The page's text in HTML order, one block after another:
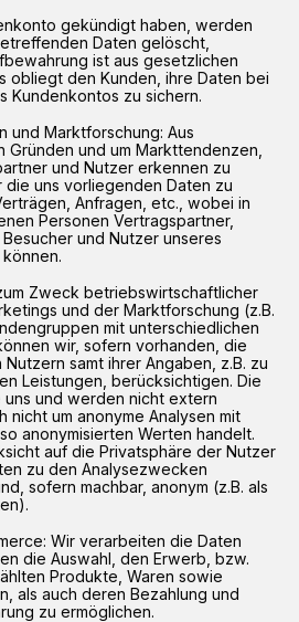
gekündigt haben, werden
Daten gelöscht,
ist aus gesetzlichen
obliegt den Kunden, ihre Daten bei
Kundenkontos zu sichern.
und Marktforschung: Aus
und um Markttendenzen,
und Nutzer erkennen zu
die uns vorliegenden Daten zu
Anfragen, etc., wobei in
Personen Vertragspartner,
und Nutzer unseres
Zweck betriebswirtschaftlicher
und der Marktforschung (z.B.
mit unterschiedlichen
wir, sofern vorhanden, die
samt ihrer Angaben, z.B. zu
Leistungen, berücksichtigen. Die
uns und werden nicht extern
nicht um anonyme Analysen mit
anonymisierten Werten handelt.
auf die Privatsphäre der Nutzer
zu den Analysezwecken
sofern machbar, anonym (z.B. als
Wir verarbeiten die Daten
die Auswahl, den Erwerb, bzw.
Produkte, Waren sowie
als auch deren Bezahlung und
zu ermöglichen.